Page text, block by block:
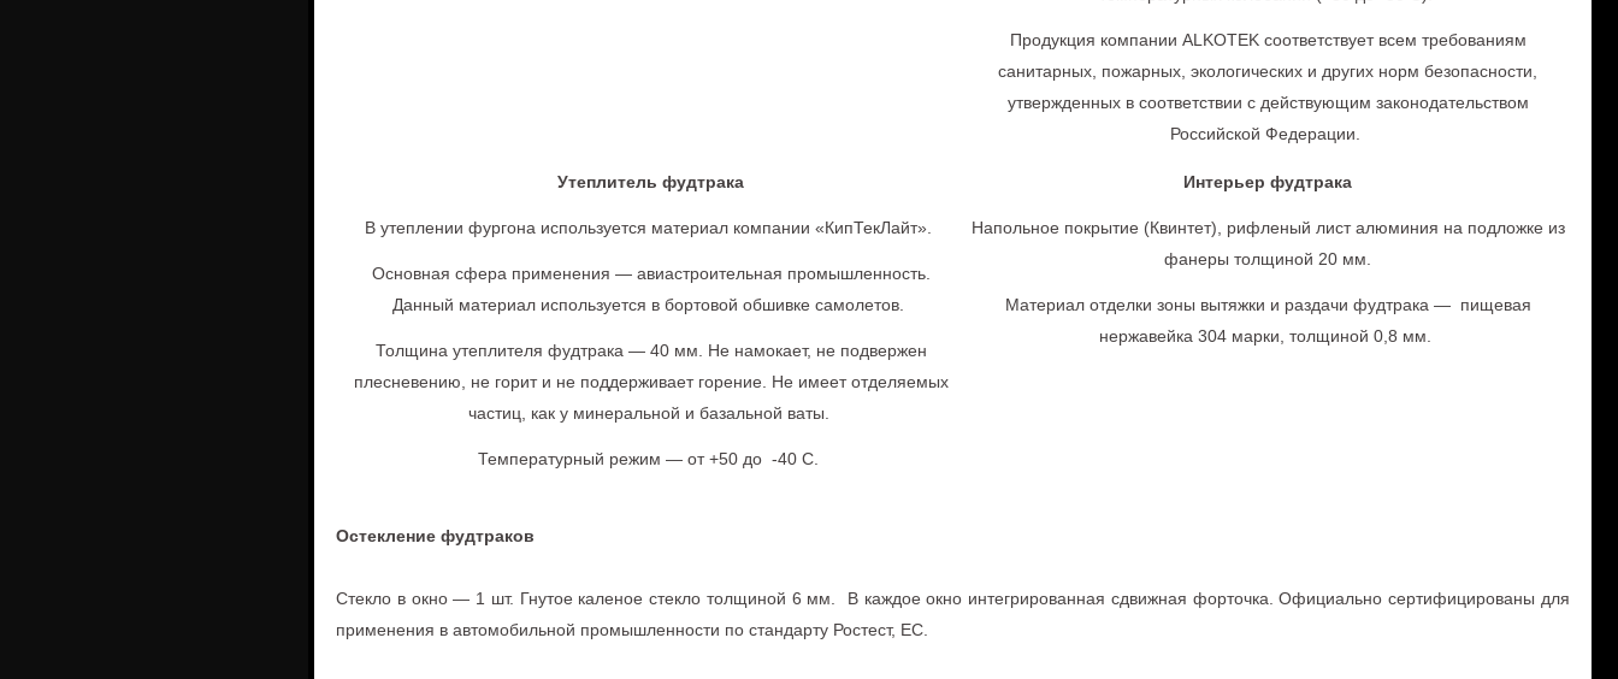
Продукция компании ALKOTEK соответствует всем требованиям
санитарных, пожарных, экологических и других норм безопасности,
утвержденных в соответствии с действующим законодательством
Российской Федерации.
Утеплитель фудтрака
В утеплении фургона используется материал компании «КипТекЛайт».
Основная сфера применения — авиастроительная промышленность.
Данный материал используется в бортовой обшивке самолетов.
Толщина утеплителя фудтрака — 40 мм. Не намокает, не подвержен
плесневению, не горит и не поддерживает горение. Не имеет отделяемых
частиц, как у минеральной и базальной ваты.
Температурный режим — от +50 до -40 С.
Интерьер фудтрака
Напольное покрытие (Квинтет), рифленый лист алюминия на подложке из
фанеры толщиной 20 мм.
Материал отделки зоны вытяжки и раздачи фудтрака — пищевая
нержавейка 304 марки, толщиной 0,8 мм.
Остекление фудтраков
Стекло в окно — 1 шт. Гнутое каленое стекло толщиной 6 мм. В каждое окно интегрированная сдвижная форточка. Официально сертифицированы для
применения в автомобильной промышленности по стандарту Ростест, ЕС.